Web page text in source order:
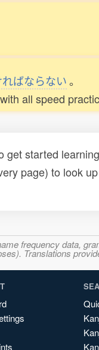
ばならない。
all speed
get started
page) to look
frequency data,
Translations